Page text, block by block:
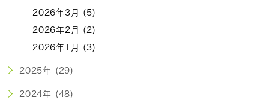
2026年3月 (5)
2026年2月 (2)
2026年1月 (3)
2025年 (29)
2024年 (48)